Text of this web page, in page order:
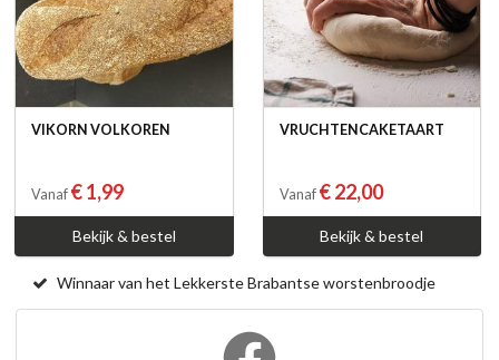
VIKORN VOLKOREN
Vanaf € 1,99
Bekijk & bestel
VRUCHTENCAKETAART
Vanaf € 22,00
Bekijk & bestel
Winnaar van het Lekkerste Brabantse worstenbroodje